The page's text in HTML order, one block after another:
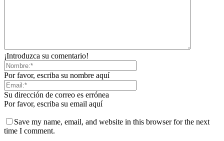
¡Introduzca su comentario!
Por favor, escriba su nombre aquí
Su dirección de correo es errónea
Por favor, escriba su email aquí
Save my name, email, and website in this browser for the next
time I comment.